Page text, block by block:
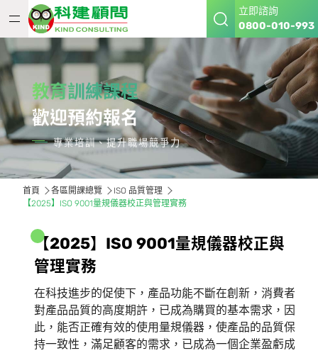
立即諮詢
0800-010-993
教育訓練課程
歡迎預約報名
專業培訓、提升職場競爭力
首頁 各區開課總覽
ISO 品質管理
【2025】ISO 9001量規儀器校正與管理實務
【2025】 ISO 9001量規儀器校正與
管理實務
在科技進步的促使下，產品功能不斷在創新，消費者
對產品品質的高度期許，已成為購買的基本需求，因
此，能否正確有效的使用量規儀器，使產品的品質保
持一致性，滿足顧客的需求，已成為一個企業盈虧成